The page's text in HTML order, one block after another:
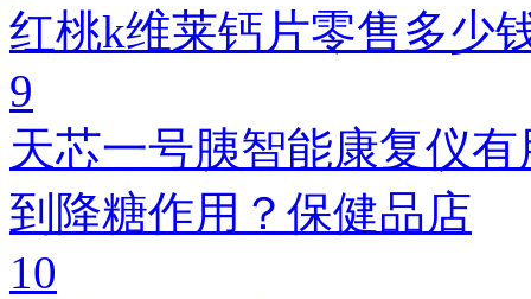
红桃k维莱钙片零售多少
9
天芯一号胰智能康复仪
到降糖作用？保健品店
10